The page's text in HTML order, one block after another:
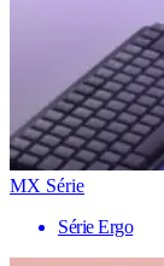
MX Série
Série Ergo